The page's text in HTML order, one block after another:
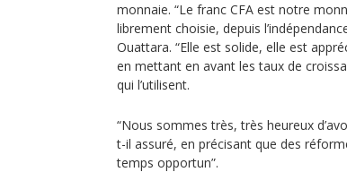
monnaie. “Le franc CFA est notre
librement choisie, depuis
Ouattara. “Elle est solide, elle est
en mettant en avant les taux de
qui l’utilisent.
“Nous sommes très, très heureux
t-il assuré, en précisant que des
temps opportun”.